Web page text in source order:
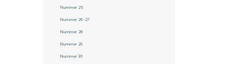
Nummer 25
Nummer 26-27
Nummer 28
Nummer 29
Nummer 30